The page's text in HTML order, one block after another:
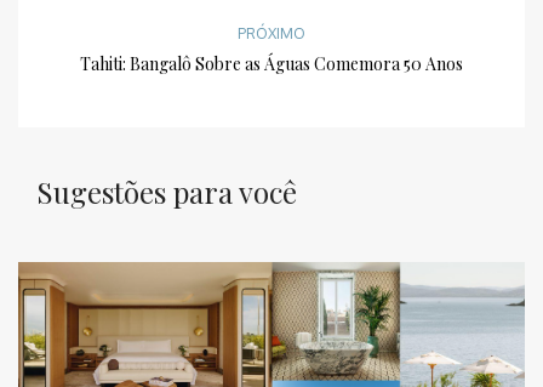
PRÓXIMO
Tahiti: Bangalô Sobre as Águas Comemora 50 Anos
Sugestões para você